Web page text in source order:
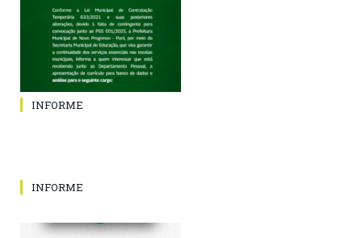
INFORME
INFORME